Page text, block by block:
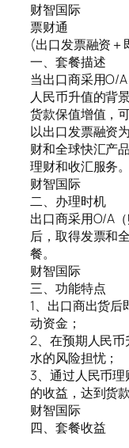
财智国际
票财通
(出口发票融资＋
一、套餐描述
当出口商采用O/
人民币升值的背
货款保值增值，
以出口发票融资
财和全球快汇产
理财和收汇服务。
财智国际
二、办理时机
出口商采用O/A
后，取得发票和
餐。
财智国际
三、功能特点
1、出口商出货
动资金；
2、在预期人民
水的风险担忧；
3、通过人民币
的收益，达到货
财智国际
四、套餐收益